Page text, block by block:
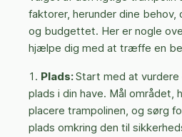
faktorer, herunder dine
og budgettet. Her er nogle
hjælpe dig med at træffe en
Plads:Start med at
plads i din have. Mål området,
placere trampolinen, og sørg
plads omkring den til